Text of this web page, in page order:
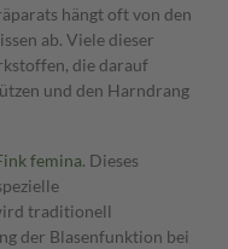
hängt oft von den
ab. Viele dieser
die darauf
und den Harndrang
femina. Dieses
traditionell
der Blasenfunktion bei